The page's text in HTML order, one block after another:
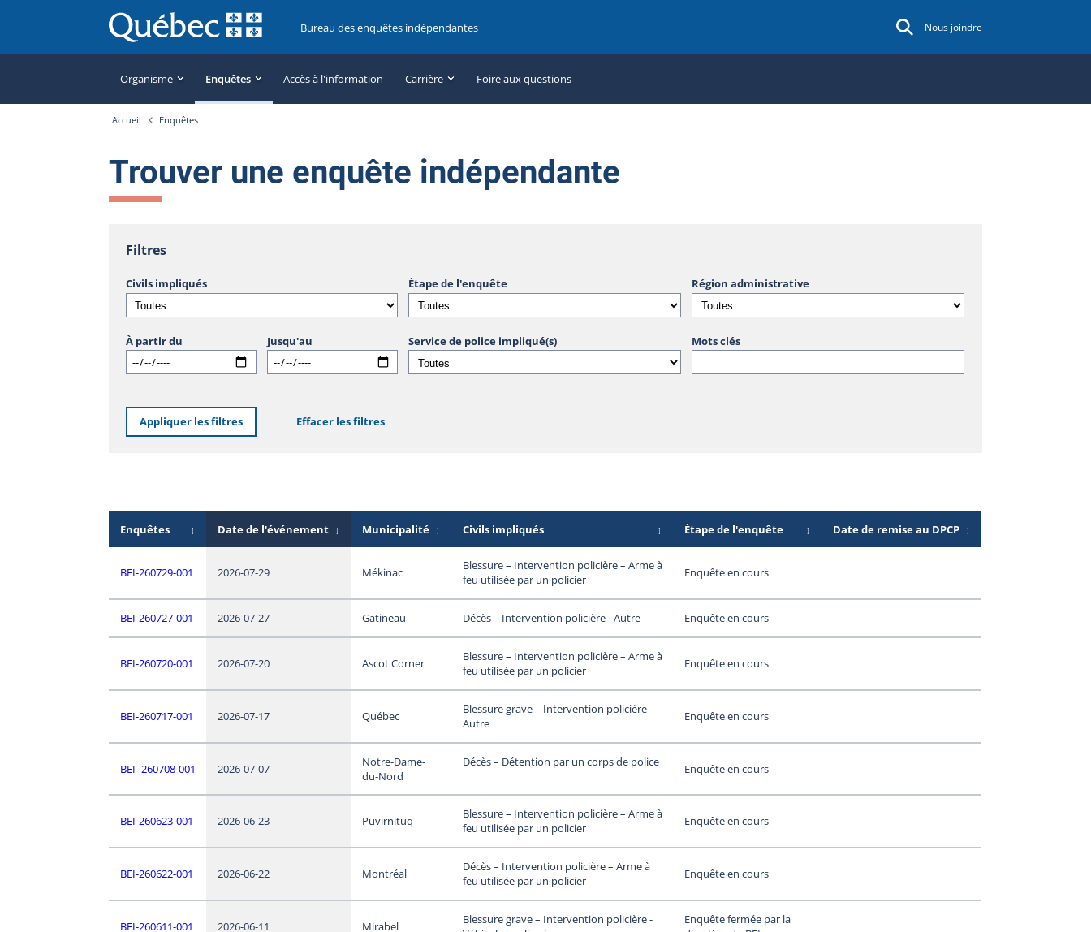
Bureau des enquêtes indépendantes Nous joindre
Organisme Enquêtes Accès à l'information Carrière Foire aux questions
Accueil Enquêtes
Trouver une enquête indépendante
Filtres
Civils impliqués Étape de l'enquête Région administrative
À partir du Jusqu'au Service de police impliqué(s) Mots clés
Appliquer les filtres Effacer les filtres
Enquêtes ↕ Date de l'événement ↓ Municipalité ↕ Civils impliqués ↕ Étape de l'enquête ↕ Date de remise au DPCP ↕
BEI-260729-001 2026-07-29 Mékinac
Blessure – Intervention policière – Arme à
feu utilisée par un policier
Enquête en cours
BEI-260727-001 2026-07-27 Gatineau Décès – Intervention policière - Autre Enquête en cours
BEI-260720-001 2026-07-20 Ascot Corner
Blessure – Intervention policière – Arme à
feu utilisée par un policier
Enquête en cours
BEI-260717-001 2026-07-17 Québec
Blessure grave – Intervention policière -
Autre
Enquête en cours
BEI- 260708-001 2026-07-07
Notre-Dame-
du-Nord
Décès – Détention par un corps de police Enquête en cours
BEI-260623-001 2026-06-23 Puvirnituq
Blessure – Intervention policière – Arme à
feu utilisée par un policier
Enquête en cours
BEI-260622-001 2026-06-22 Montréal
Décès – Intervention policière – Arme à
feu utilisée par un policier
Enquête en cours
BEI-260611-001 2026-06-11 Mirabel
Blessure grave – Intervention policière -
Enquête fermée par la